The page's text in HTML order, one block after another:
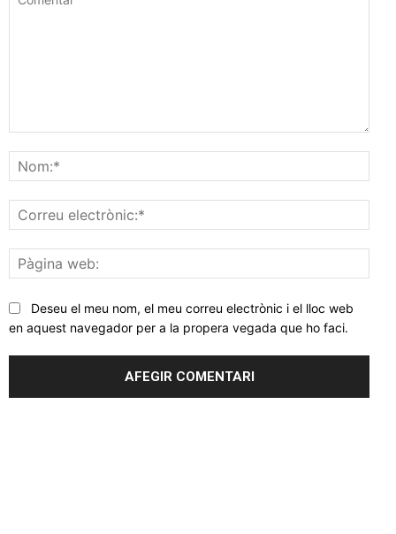
web:
Deseu el meu nom, el meu correu electrònic i el lloc web
en aquest navegador per a la propera vegada que ho faci.